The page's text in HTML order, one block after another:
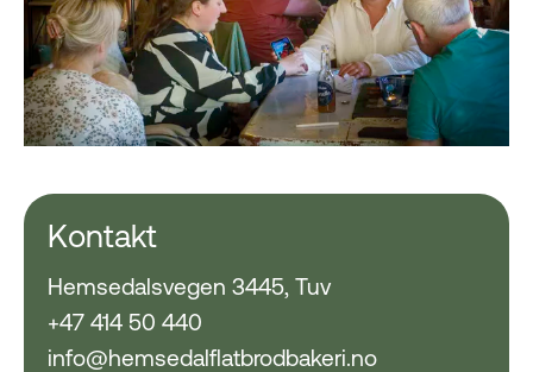
Kontakt
Hemsedalsvegen 3445, Tuv
+47 414 50 440
info@hemsedalflatbrodbakeri.no